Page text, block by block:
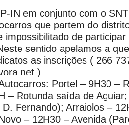
IN em conjunto com o
que partem do
impossibilitado de
sentido apelamos a
as inscrições ( 266
)
Portel – 9H30 –
– Rotunda saída de
D. Fernando); Arraiolos –
– 12H30 – Avenida